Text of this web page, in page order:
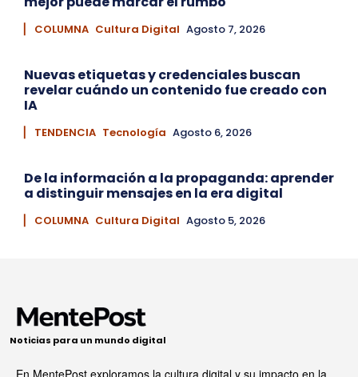
▏ COLUMNA Cultura Digital Agosto 7, 2026
Nuevas etiquetas y credenciales buscan
revelar cuándo un contenido fue creado con
IA
▏ TENDENCIA Tecnología Agosto 6, 2026
De la información a la propaganda: aprender
a distinguir mensajes en la era digital
▏ COLUMNA Cultura Digital Agosto 5, 2026
Noticias para un mundo digital
En MentePost exploramos la cultura digital y su impacto en la